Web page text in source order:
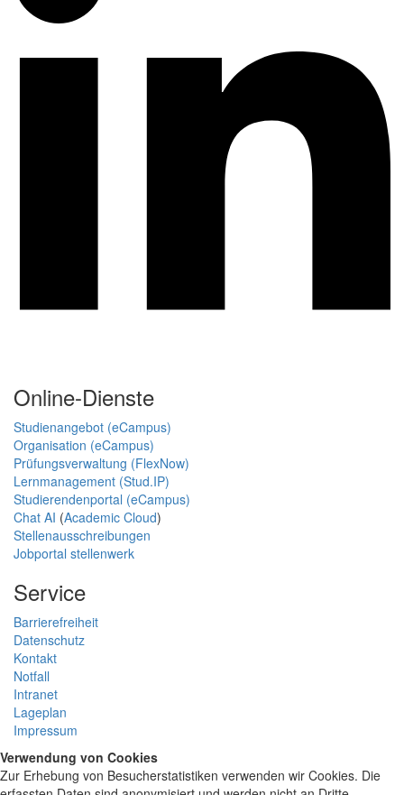
Online-Dienste
Studienangebot (eCampus)
Organisation (eCampus)
Prüfungsverwaltung (FlexNow)
Lernmanagement (Stud.IP)
Studierendenportal (eCampus)
Chat AI (Academic Cloud)
Stellenausschreibungen
Jobportal stellenwerk
Service
Barrierefreiheit
Datenschutz
Kontakt
Notfall
Intranet
Lageplan
Impressum
Verwendung von Cookies
Zur Erhebung von Besucherstatistiken verwenden wir Cookies. Die